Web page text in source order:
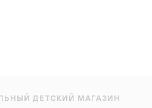
ДЕТСКИЙ МАГАЗИН